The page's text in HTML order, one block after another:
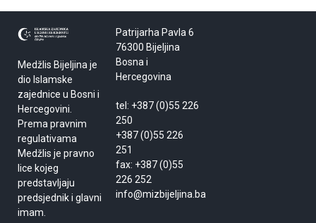
Medžlis Bijeljina je
dio Islamske
zajednice u Bosni i
Hercegovini.
Prema pravnim
regulativama
Medžlis je pravno
lice kojeg
predstavljaju
predsjednik i glavni
imam.
Patrijarha Pavla 6
76300 Bijeljina
Bosna i
Hercegovina
tel: +387 (0)55 226
250
+387 (0)55 226
251
fax: +387 (0)55
226 252
info@mizbijeljina.ba